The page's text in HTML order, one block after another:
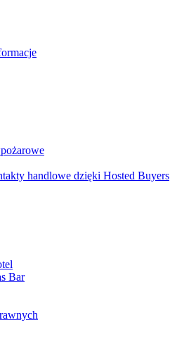
handlowe dzięki Hosted Buyers
Bar